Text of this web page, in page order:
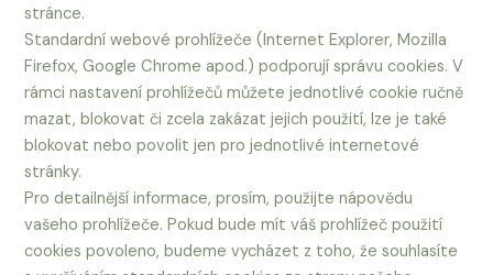
stránce.
Standardní webové prohlížeče (Internet Explorer, Mozilla
Firefox, Google Chrome apod.) podporují správu cookies. V
rámci nastavení prohlížečů můžete jednotlivé cookie ručně
mazat, blokovat či zcela zakázat jejich použití, lze je také
blokovat nebo povolit jen pro jednotlivé internetové
stránky.
Pro detailnější informace, prosím, použijte nápovědu
vašeho prohlížeče. Pokud bude mít váš prohlížeč použití
cookies povoleno, budeme vycházet z toho, že souhlasíte